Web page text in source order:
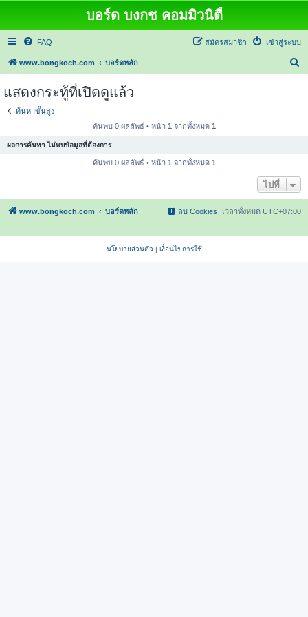
บอร์ด บงกช คอมมิวนิตี้
FAQ เข้าสู่ระบบ
สมัครสมาชิก
www.bongkoch.com บอร์ดหลัก
แสดงกระทู้ที่เปิดดูแล้ว
ค้นหาขั้นสูง
ค้นพบ 0 ผลลัพธ์ • หน้า 1 จากทั้งหมด 1
ผลการค้นหา ไม่พบข้อมูลที่ต้องการ
ค้นพบ 0 ผลลัพธ์ • หน้า 1 จากทั้งหมด 1
ไปที่
www.bongkoch.com บอร์ดหลัก เวลาทั้งหมด UTC+07:00
ลบ Cookies
นโยบายส่วนตัว | เงื่อนไขการใช้